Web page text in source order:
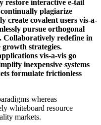
restore interactive e-tail
plagiarize
create covalent users vis-a-
pursue orthogonal
Collaboratively redefine in
growth strategies.
vis-a-vis go
inexpensive systems
formulate frictionless
whereas
whiteboard resource
markets.